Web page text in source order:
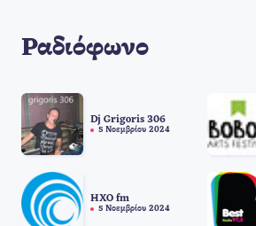
Ραδιόφωνο
Dj Grigoris 306
5 Νοεμβρίου 2024
HXO fm
5 Νοεμβρίου 2024